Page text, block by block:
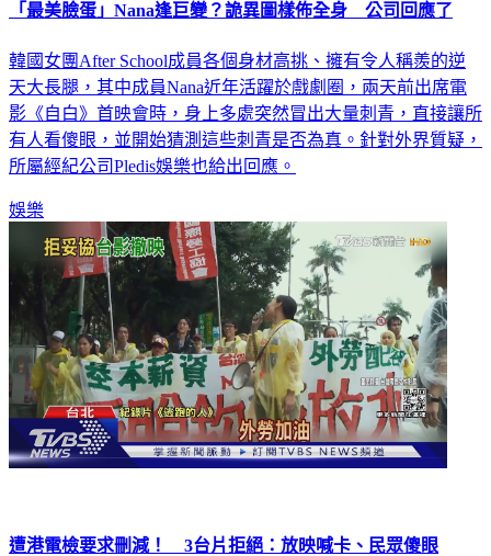
「最美臉蛋」Nana逢巨變？詭異圖樣佈全身 公司回應了
韓國女團After School成員各個身材高挑、擁有令人稱羨的逆
天大長腿，其中成員Nana近年活躍於戲劇圈，兩天前出席電
影《自白》首映會時，身上多處突然冒出大量刺青，直接讓所
有人看傻眼，並開始猜測這些刺青是否為真。針對外界質疑，
所屬經紀公司Pledis娛樂也給出回應。
娛樂
遭港電檢要求刪減！ 3台片拒絕：放映喊卡、民眾傻眼